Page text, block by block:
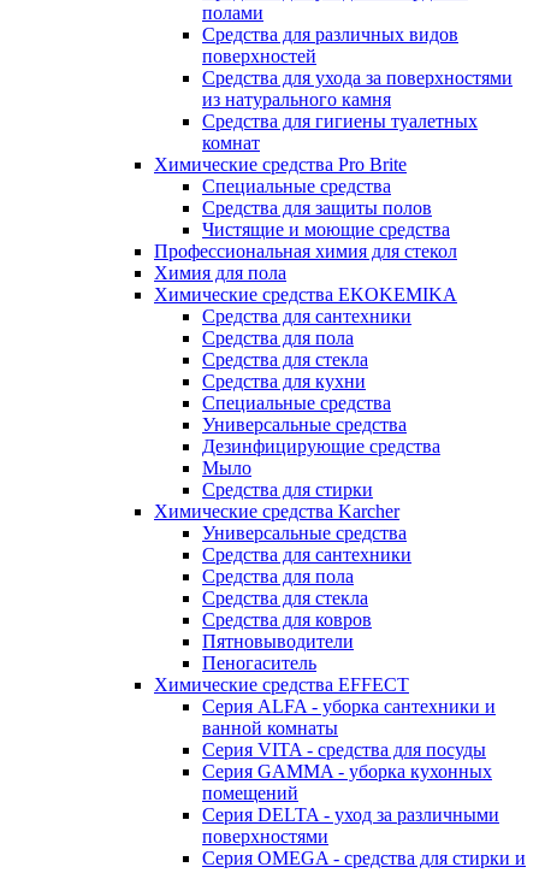
полами
Средства для различных видов
поверхностей
Средства для ухода за поверхностями
из натурального камня
Средства для гигиены туалетных
комнат
Химические средства Pro Brite
Специальные средства
Средства для защиты полов
Чистящие и моющие средства
Профессиональная химия для стекол
Химия для пола
Химические средства EKOKEMIKA
Средства для сантехники
Средства для пола
Средства для стекла
Средства для кухни
Специальные средства
Универсальные средства
Дезинфицирующие средства
Мыло
Средства для стирки
Химические средства Karcher
Универсальные средства
Средства для сантехники
Средства для пола
Средства для стекла
Средства для ковров
Пятновыводители
Пеногаситель
Химические средства EFFECT
Серия ALFA - уборка сантехники и
ванной комнаты
Серия VITA - средства для посуды
Серия GAMMA - уборка кухонных
помещений
Серия DELTA - уход за различными
поверхностями
Серия OMEGA - средства для стирки и